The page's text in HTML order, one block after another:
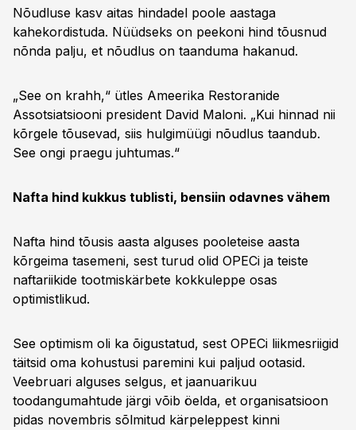
Nõudluse kasv aitas hindadel poole aastaga
kahekordistuda. Nüüdseks on peekoni hind tõusnud
nõnda palju, et nõudlus on taanduma hakanud.
„See on krahh,“ ütles Ameerika Restoranide
Assotsiatsiooni president David Maloni. „Kui hinnad nii
kõrgele tõusevad, siis hulgimüügi nõudlus taandub.
See ongi praegu juhtumas.“
Nafta hind kukkus tublisti, bensiin odavnes vähem
Nafta hind tõusis aasta alguses pooleteise aasta
kõrgeima tasemeni, sest turud olid OPECi ja teiste
naftariikide tootmiskärbete kokkuleppe osas
optimistlikud.
See optimism oli ka õigustatud, sest OPECi liikmesriigid
täitsid oma kohustusi paremini kui paljud ootasid.
Veebruari alguses selgus, et jaanuarikuu
toodangumahtude järgi võib öelda, et organisatsioon
pidas novembris sõlmitud kärpeleppest kinni